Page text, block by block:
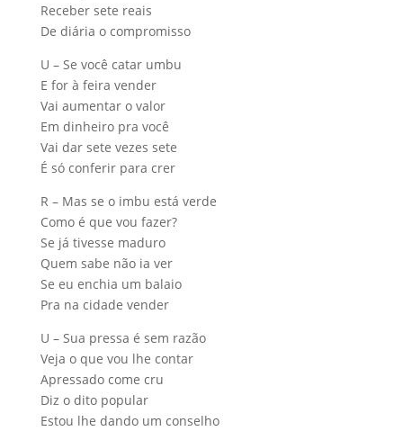
Receber sete reais
De diária o compromisso
U – Se você catar umbu
E for à feira vender
Vai aumentar o valor
Em dinheiro pra você
Vai dar sete vezes sete
É só conferir para crer
R – Mas se o imbu está verde
Como é que vou fazer?
Se já tivesse maduro
Quem sabe não ia ver
Se eu enchia um balaio
Pra na cidade vender
U – Sua pressa é sem razão
Veja o que vou lhe contar
Apressado come cru
Diz o dito popular
Estou lhe dando um conselho